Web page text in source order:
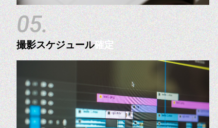
05.
撮影スケジュール確定